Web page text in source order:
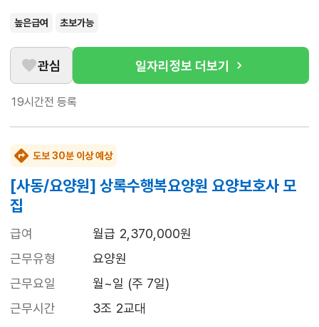
높은급여 초보가능
관심 일자리정보 더보기
19시간전 등록
도보 30분 이상 예상
[사동/요양원] 상록수행복요양원 요양보호사 모
집
급여
월급 2,370,000원
근무유형
요양원
근무요일
월~일 (주 7일)
근무시간
3조 2교대